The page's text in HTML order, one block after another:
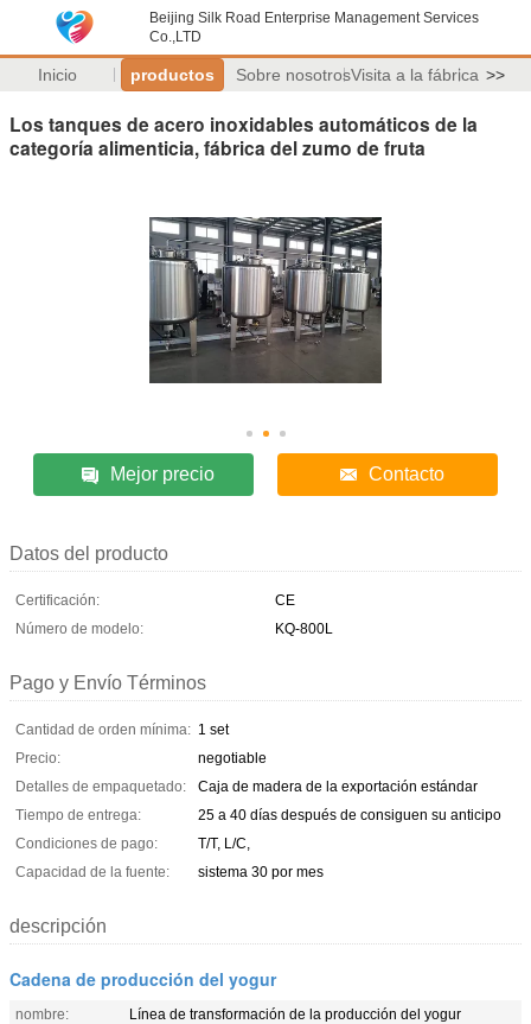
Beijing Silk Road Enterprise Management Services
Co.,LTD
Inicio productos Sobre nosotrosVisita a la fábrica >>
Los tanques de acero inoxidables automáticos de la
categoría alimenticia, fábrica del zumo de fruta
Mejor precio Contacto
Datos del producto
Certificación:
CE
Número de modelo:
KQ-800L
Pago y Envío Términos
Cantidad de orden mínima: 1 set
Precio:
negotiable
Detalles de empaquetado:
Caja de madera de la exportación estándar
Tiempo de entrega:
25 a 40 días después de consiguen su anticipo
Condiciones de pago:
T/T, L/C,
Capacidad de la fuente:
sistema 30 por mes
descripción
Cadena de producción del yogur
nombre:
Línea de transformación de la producción del yogur